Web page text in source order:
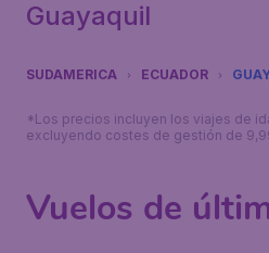
Guayaquil
SUDAMERICA ECUADOR
*Los precios incluyen los viajes de
excluyendo costes de gestión de
Vuelos de